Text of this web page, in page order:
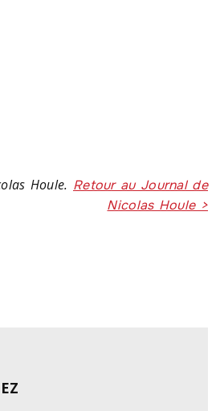
Houle. Retour au Journal de
Nicolas Houle >